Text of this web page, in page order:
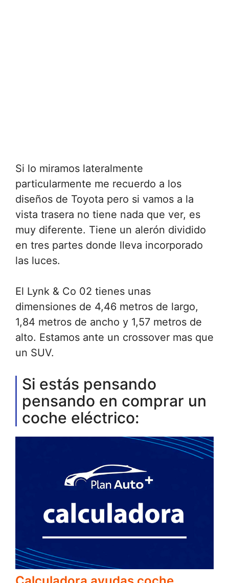
Si lo miramos lateralmente
particularmente me recuerdo a los
diseños de Toyota pero si vamos a la
vista trasera no tiene nada que ver, es
muy diferente. Tiene un alerón dividido
en tres partes donde lleva incorporado
las luces.
El Lynk & Co 02 tienes unas
dimensiones de 4,46 metros de largo,
1,84 metros de ancho y 1,57 metros de
alto. Estamos ante un crossover mas que
un SUV.
Si estás pensando
pensando en comprar un
coche eléctrico: